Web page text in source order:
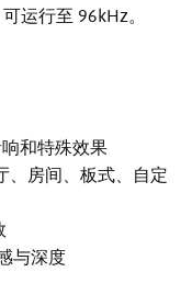
运行至 96kHz。
和特殊效果
、房间、板式、自定
与深度